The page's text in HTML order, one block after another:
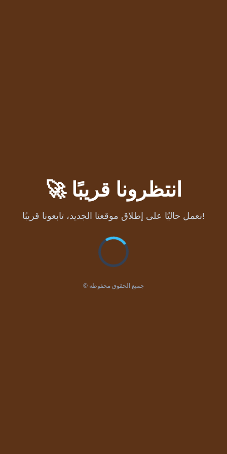
🚀 انتظرونا قريبًا
نعمل حاليًا على إطلاق موقعنا الجديد، تابعونا قريبًا!
© جميع الحقوق محفوظة